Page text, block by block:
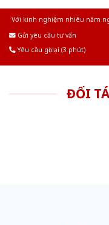
Với kinh nghiệm nhiêu năm
Gửi yêu cầu tư vấn
Yêu cầu gọi lại (3 phút)
ĐỐI